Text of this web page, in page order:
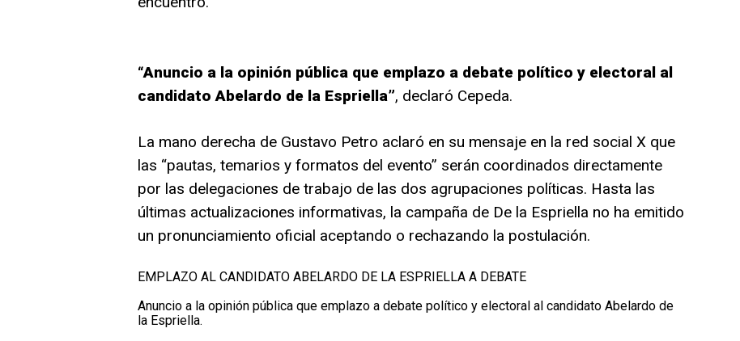
“Anuncio a la opinión pública que emplazo a debate político y electoral al
candidato Abelardo de la Espriella”, declaró Cepeda.
La mano derecha de Gustavo Petro aclaró en su mensaje en la red social X que
las “pautas, temarios y formatos del evento” serán coordinados directamente
por las delegaciones de trabajo de las dos agrupaciones políticas. Hasta las
últimas actualizaciones informativas, la campaña de De la Espriella no ha emitido
un pronunciamiento oficial aceptando o rechazando la postulación.
EMPLAZO AL CANDIDATO ABELARDO DE LA ESPRIELLA A DEBATE
Anuncio a la opinión pública que emplazo a debate político y electoral al candidato Abelardo de
la Espriella.